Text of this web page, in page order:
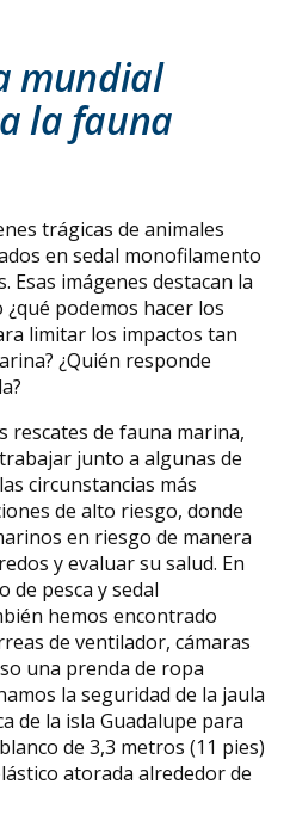
mundial
la fauna
trágicas de animales
en sedal monofilamento
Esas imágenes destacan la
podemos hacer los
limitar los impactos tan
¿Quién responde
rescates de fauna marina,
junto a algunas de
circunstancias más
de alto riesgo, donde
en riesgo de manera
y evaluar su salud. En
de pesca y sedal
hemos encontrado
de ventilador, cámaras
una prenda de ropa
la seguridad de la jaula
de la isla Guadalupe para
de 3,3 metros (11 pies)
atorada alrededor de